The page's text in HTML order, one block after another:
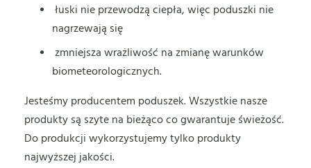
łuski nie przewodzą ciepła, więc poduszki nie
nagrzewają się
zmniejsza wrażliwość na zmianę warunków
biometeorologicznych.
Jesteśmy producentem poduszek. Wszystkie nasze
produkty są szyte na bieżąco co gwarantuje świeżość.
Do produkcji wykorzystujemy tylko produkty
najwyższej jakości.